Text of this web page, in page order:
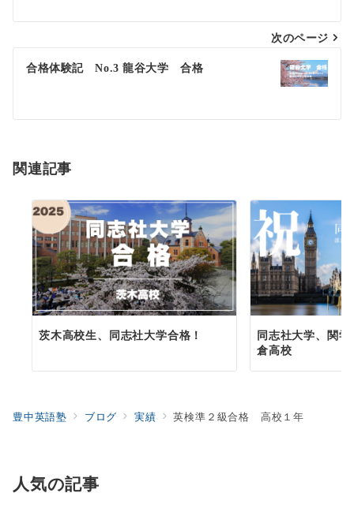
ビ
ゲ
シ
ン
次のページ
合格体験記 No.3 龍谷大学 合格
関連記事
茨木高校生、同志社大学合格！
同志社大学、関
倉高校
豊中英語塾 ブログ 実績 英検準２級合格 高校１年
人気の記事